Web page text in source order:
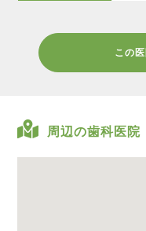
この
周辺の歯科医院